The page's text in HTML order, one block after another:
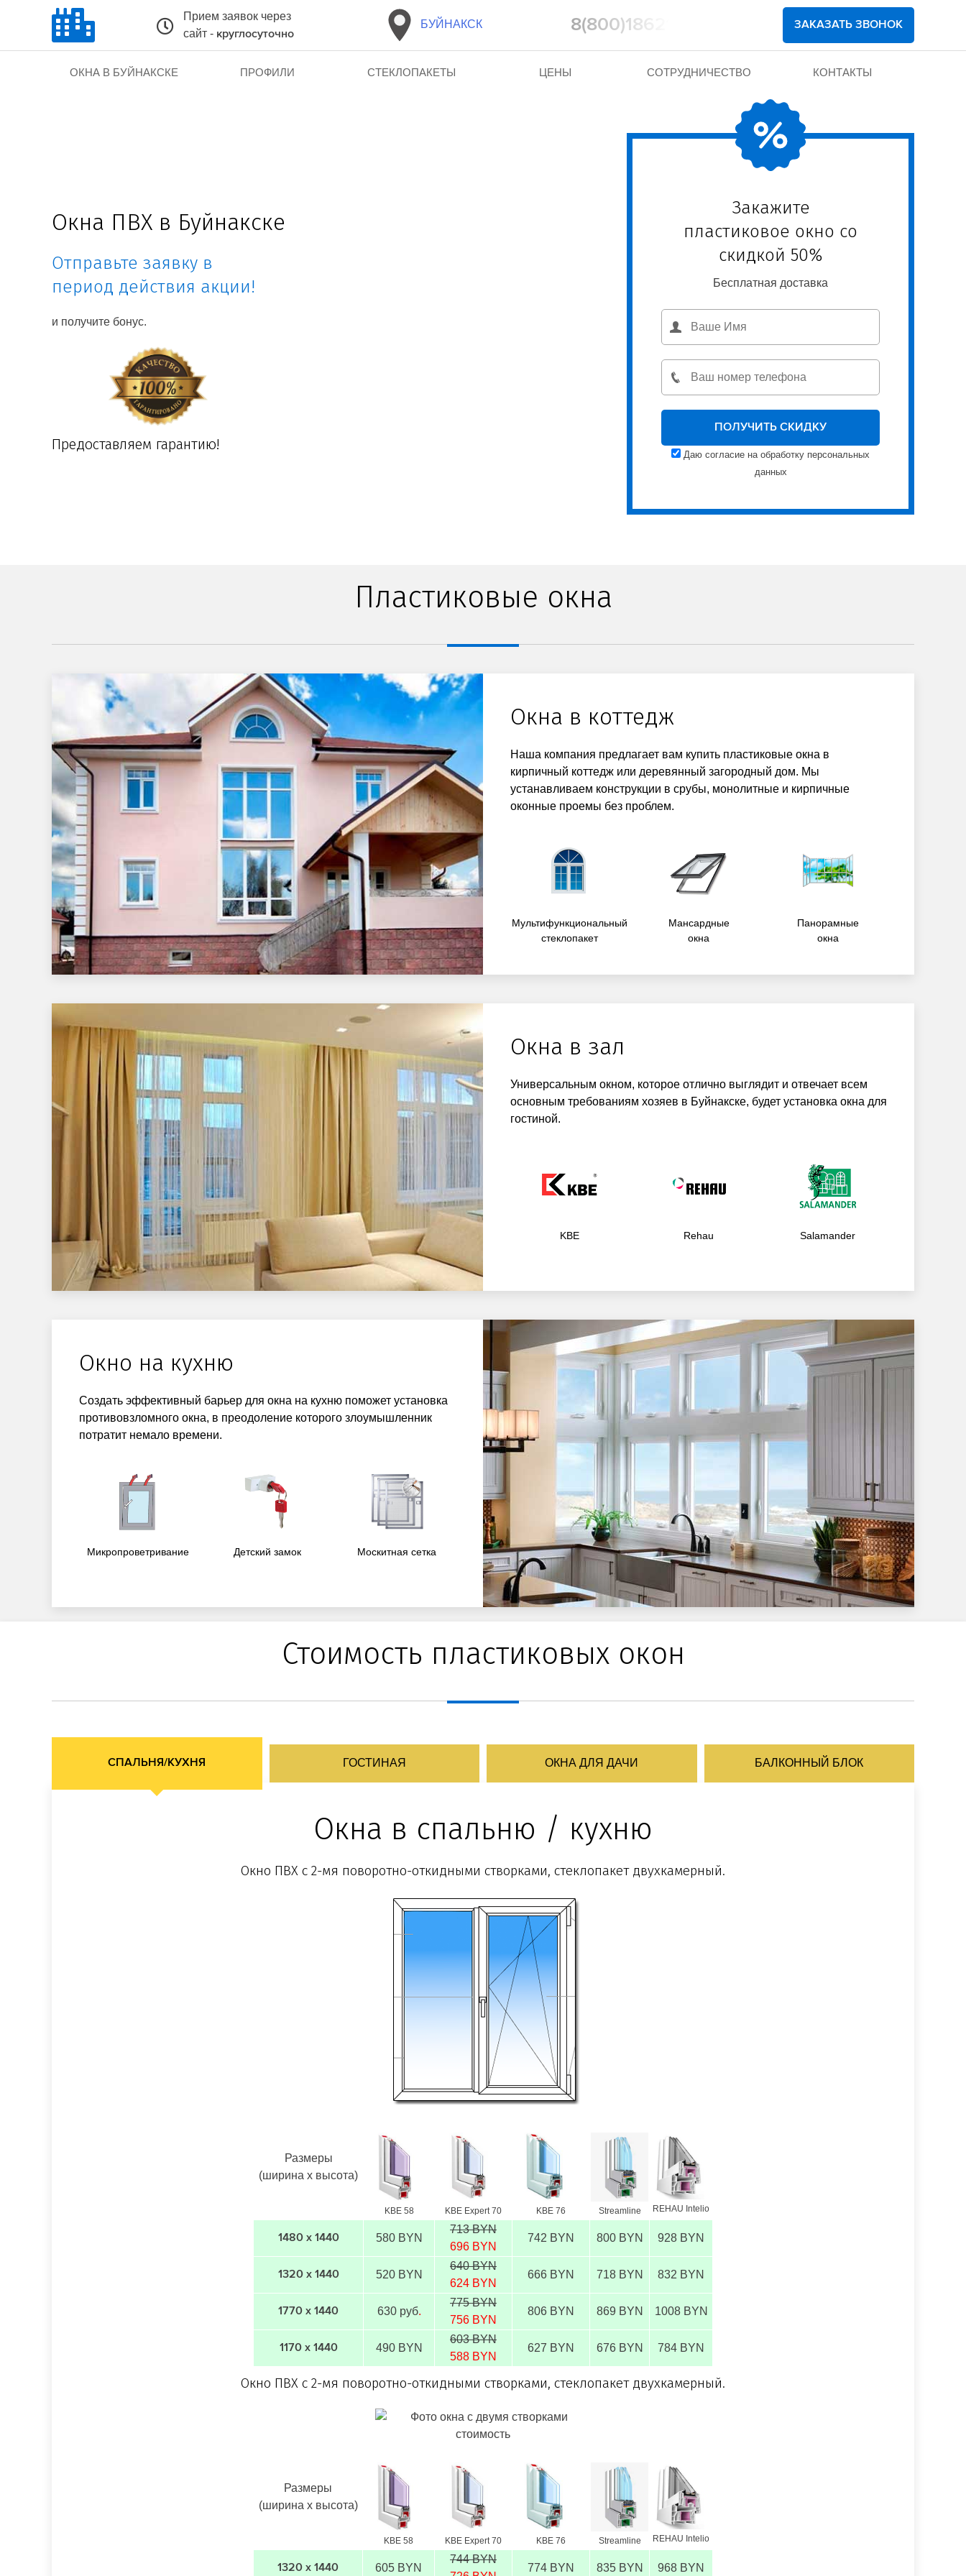
Прием заявок через
сайт - круглосуточно
БУЙНАКСК 8(800)1862102 ЗАКАЗАТЬ ЗВОНОК
ОКНА В БУЙНАКСКЕ ПРОФИЛИ СТЕКЛОПАКЕТЫ ЦЕНЫ СОТРУДНИЧЕСТВО КОНТАКТЫ
Окна ПВХ в Буйнакске
Отправьте заявку в
период действия акции!
и получите бонус.
Предоставляем гарантию!
Закажите
пластиковое окно со
скидкой 50%
Бесплатная доставка
Даю согласие на обработку персональных
данных
Пластиковые окна
Окна в коттедж
Наша компания предлагает вам купить пластиковые окна в
кирпичный коттедж или деревянный загородный дом. Мы
устанавливаем конструкции в срубы, монолитные и кирпичные
оконные проемы без проблем.
Мультифункциональный
стеклопакет
Мансардные
окна
Панорамные
окна
Окна в зал
Универсальным окном, которое отлично выглядит и отвечает всем
основным требованиям хозяев в Буйнакске, будет установка окна для
гостиной.
KBE Rehau Salamander
Окно на кухню
Создать эффективный барьер для окна на кухню поможет установка
противовзломного окна, в преодоление которого злоумышленник
потратит немало времени.
Микропроветривание Детский замок Москитная сетка
Стоимость пластиковых окон
СПАЛЬНЯ/КУХНЯ ГОСТИНАЯ ОКНА ДЛЯ ДАЧИ БАЛКОННЫЙ БЛОК
Окна в спальню / кухню
Окно ПВХ с 2-мя поворотно-откидными створками, стеклопакет двухкамерный.
Размеры
(ширина х высота)
KBE 58 KBE Expert 70 KBE 76 Streamline REHAU Intelio
1480 х 1440 580 BYN
713 BYN
696 BYN
742 BYN 800 BYN 928 BYN
1320 х 1440 520 BYN
640 BYN
624 BYN
666 BYN 718 BYN 832 BYN
1770 х 1440 630 руб.
775 BYN
756 BYN
806 BYN 869 BYN 1008 BYN
1170 х 1440 490 BYN
603 BYN
588 BYN
627 BYN 676 BYN 784 BYN
Окно ПВХ с 2-мя поворотно-откидными створками, стеклопакет двухкамерный.
Размеры
(ширина х высота)
KBE 58 KBE Expert 70 KBE 76 Streamline REHAU Intelio
1320 х 1440 605 BYN
744 BYN
774 BYN 835 BYN 968 BYN